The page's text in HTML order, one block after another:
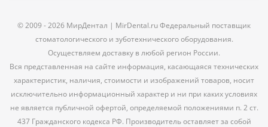
© 2009 - 2026 МирДентал | MirDental.ru Федеральный поставщик
стоматологического и зуботехнического оборудования.
Осуществляем доставку в любой регион России.
Вся представленная на сайте информация, касающаяся технических
характеристик, наличия, стоимости и изображений товаров, носит
исключительно информационный характер и ни при каких условиях
не является публичной офертой, определяемой положениями п. 2 ст.
437 Гражданского кодекса РФ. Производитель оставляет за собой